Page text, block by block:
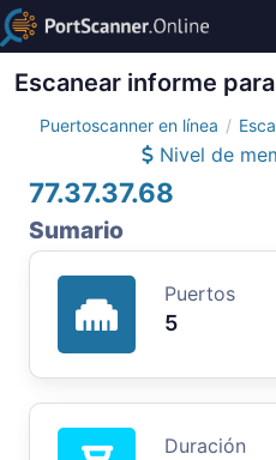
Escanear informe
Puertoscanner en línea
Nivel de
77.37.37.68
Sumario
Puertos
5
Duración